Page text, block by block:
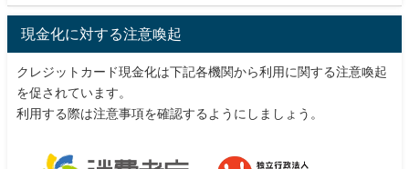
現金化に対する注意喚起
クレジットカード現金化は下記各機関から利用に関する注意喚起
を促されています。
利用する際は注意事項を確認するようにしましょう。